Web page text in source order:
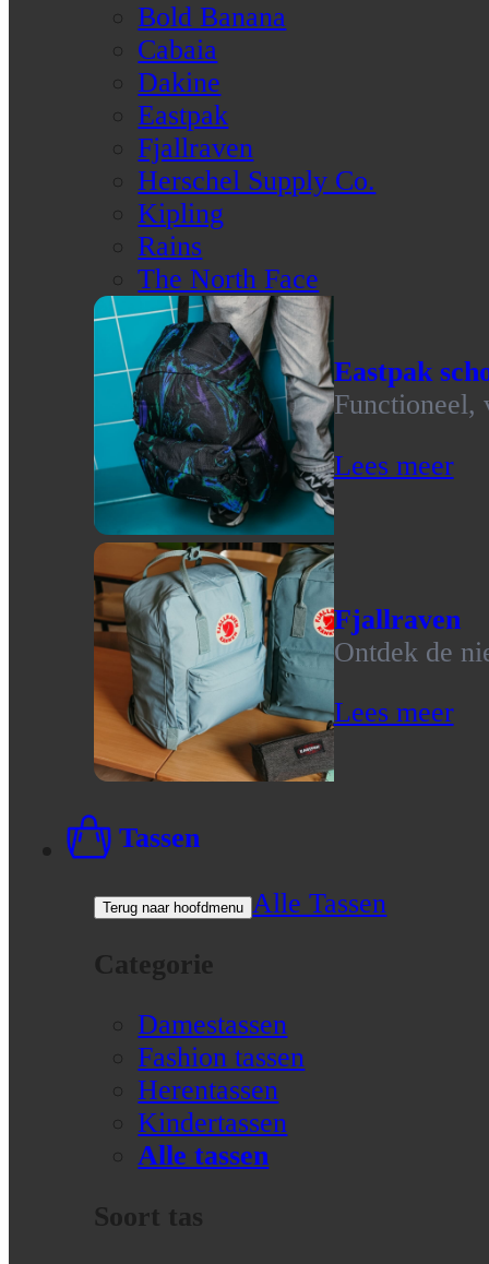
Bold Banana
Cabaia
Dakine
Eastpak
Fjallraven
Herschel Supply Co.
Kipling
Rains
The North Face
Eastpak
Functioneel,
Lees meer
Fjallraven
Ontdek de
Lees meer
Tassen
Terug naar hoofdmenu Alle Tassen
Categorie
Damestassen
Fashion tassen
Herentassen
Kindertassen
Alle tassen
Soort tas